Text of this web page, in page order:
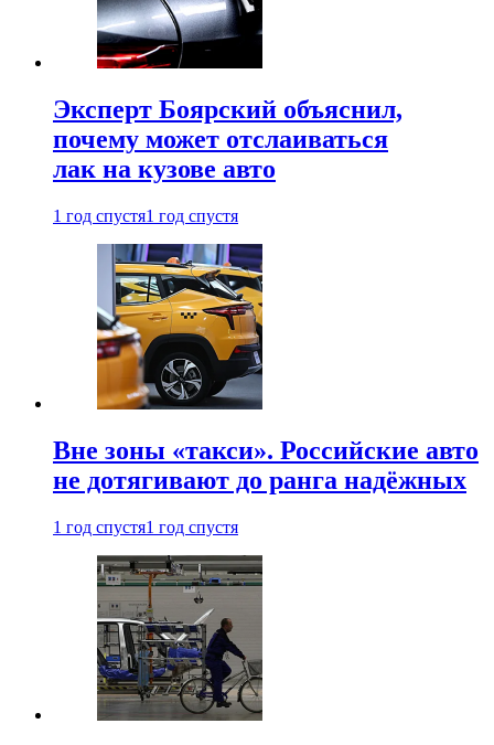
Эксперт Боярский объяснил,
почему может отслаиваться
лак на кузове авто
1 год спустя1 год спустя
Вне зоны «такси». Российские авто
не дотягивают до ранга надёжных
1 год спустя1 год спустя